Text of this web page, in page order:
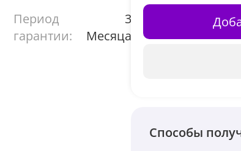
Период
гарантии:
3
Месяца
Способы